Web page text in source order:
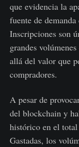
que evidencia la
fuente de
Inscripciones son
grandes
allá del valor que
compradores.
A pesar de
del blockchain y
histórico en el
Gastadas, los